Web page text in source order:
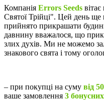
Компанія Errors Seeds
Святої Трійці". Цей день
прийнято прикрашати
давнину вважалося, що
злих духів. Ми не можемо
знакового свята і тому
– при покупці на суму від
ваше замовлення 3